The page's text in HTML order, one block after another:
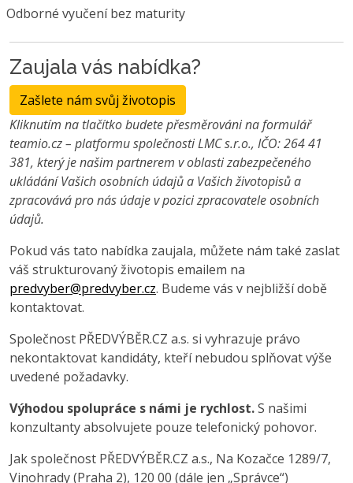
Odborné vyučení bez maturity
Zaujala vás nabídka?
Zašlete nám svůj životopis
Kliknutím na tlačítko budete přesměrováni na formulář
teamio.cz – platformu společnosti LMC s.r.o., IČO: 264 41
381, který je našim partnerem v oblasti zabezpečeného
ukládání Vašich osobních údajů a Vašich životopisů a
zpracovává pro nás údaje v pozici zpracovatele osobních
údajů.
Pokud vás tato nabídka zaujala, můžete nám také zaslat
váš strukturovaný životopis emailem na
predvyber@predvyber.cz. Budeme vás v nejbližší době
kontaktovat.
Společnost PŘEDVÝBĚR.CZ a.s. si vyhrazuje právo
nekontaktovat kandidáty, kteří nebudou splňovat výše
uvedené požadavky.
Výhodou spolupráce s námi je rychlost.S našimi
konzultanty absolvujete pouze telefonický pohovor.
Jak společnost PŘEDVÝBĚR.CZ a.s., Na Kozačce 1289/7,
Vinohrady (Praha 2), 120 00 (dále jen „Správce“)